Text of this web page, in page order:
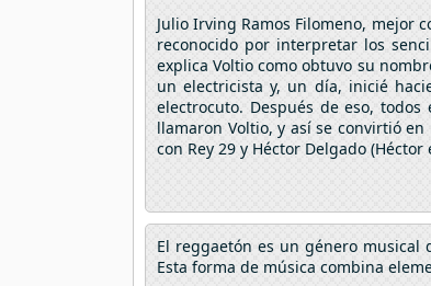
Julio Irving Ramos Filomeno, mejor
reconocido por interpretar los
explica Voltio como obtuvo su
un electricista y, un día, inicié
electrocuto. Después de eso,
llamaron Voltio, y así se convirtió
con Rey 29 y Héctor Delgado (Héctor
El reggaetón es un género musical
Esta forma de música combina